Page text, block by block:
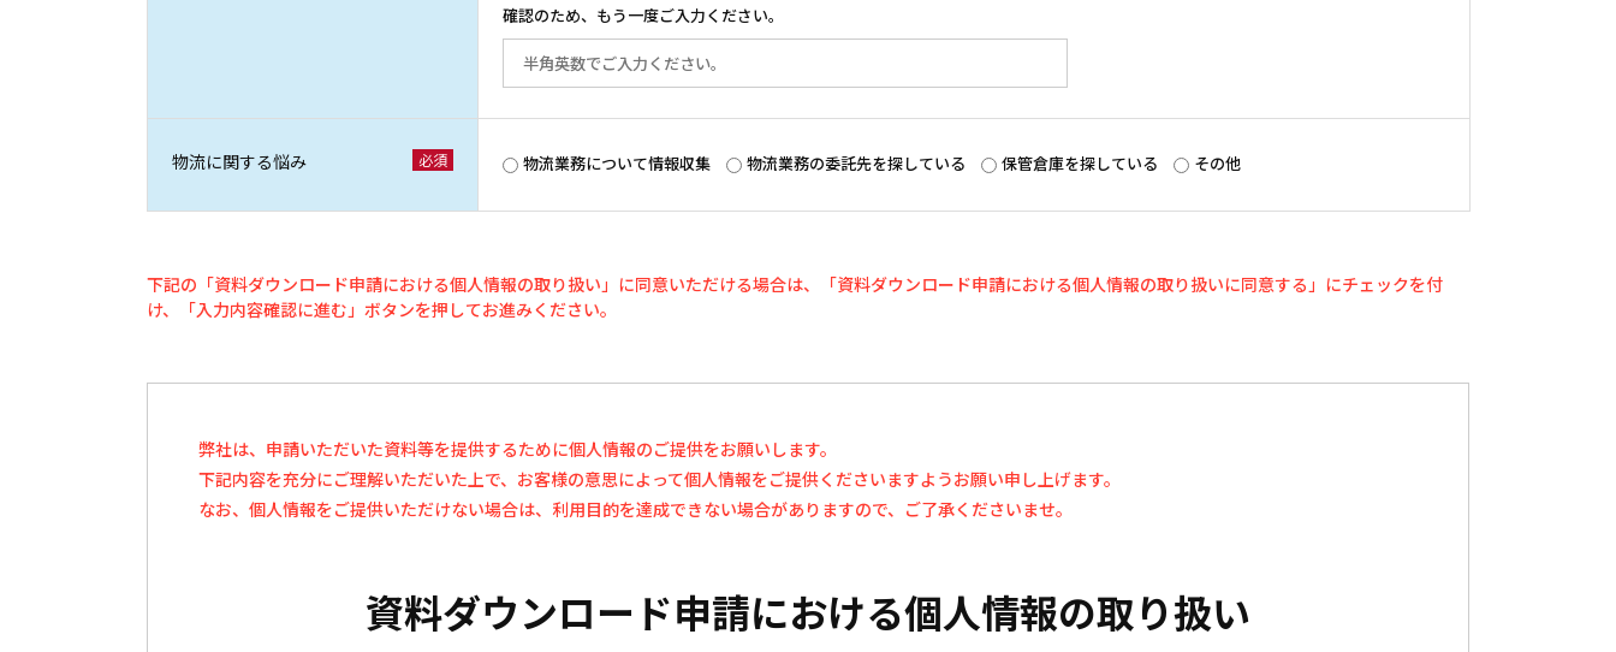
確認のため、もう一度ご入力ください。
物流に関する悩み 物流業務について情報収集 物流業務の委託先を探している 保管倉庫を探している その他
下記の「資料ダウンロード申請における個人情報の取り扱い」に同意いただける場合は、「資料ダウンロード申請における個人情報の取り扱いに同意する」にチェックを付
け、「入力内容確認に進む」ボタンを押してお進みください。
弊社は、申請いただいた資料等を提供するために個人情報のご提供をお願いします。
下記内容を充分にご理解いただいた上で、お客様の意思によって個人情報をご提供くださいますようお願い申し上げます。
なお、個人情報をご提供いただけない場合は、利用目的を達成できない場合がありますので、ご了承くださいませ。
資料ダウンロード申請における個人情報の取り扱い